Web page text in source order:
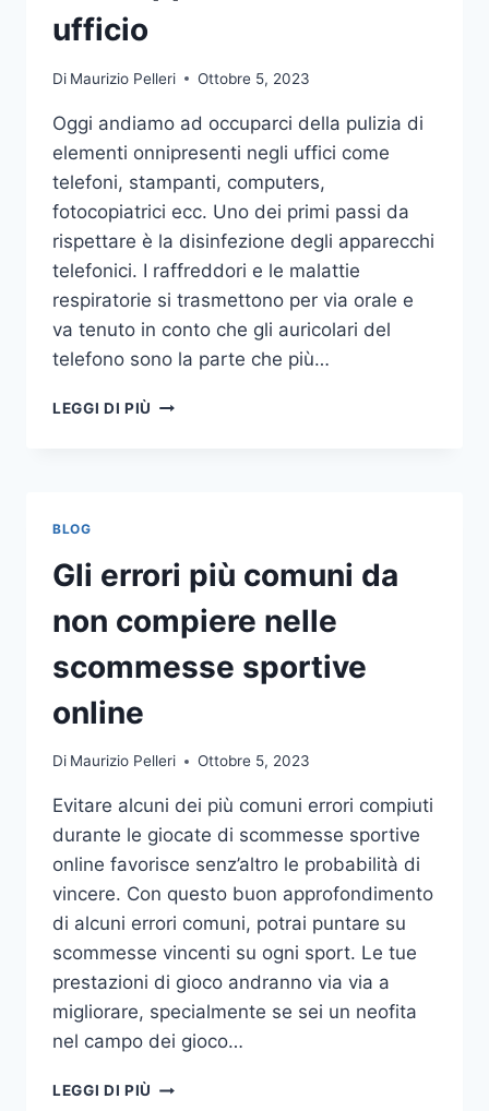
ufficio
Di Maurizio Pelleri Ottobre 5, 2023
Oggi andiamo ad occuparci della pulizia di
elementi onnipresenti negli uffici come
telefoni, stampanti, computers,
fotocopiatrici ecc. Uno dei primi passi da
rispettare è la disinfezione degli apparecchi
telefonici. I raffreddori e le malattie
respiratorie si trasmettono per via orale e
va tenuto in conto che gli auricolari del
telefono sono la parte che più…
LEGGI DI PIÙ UN
PULIZIA
DELLE
APPARECCHIATURE
DA
BLOG
Gli errori più comuni da
non compiere nelle
scommesse sportive
online
Di Maurizio Pelleri Ottobre 5, 2023
Evitare alcuni dei più comuni errori compiuti
durante le giocate di scommesse sportive
online favorisce senz’altro le probabilità di
vincere. Con questo buon approfondimento
di alcuni errori comuni, potrai puntare su
scommesse vincenti su ogni sport. Le tue
prestazioni di gioco andranno via via a
migliorare, specialmente se sei un neofita
nel campo dei gioco…
LEGGI DI PIÙ GLI